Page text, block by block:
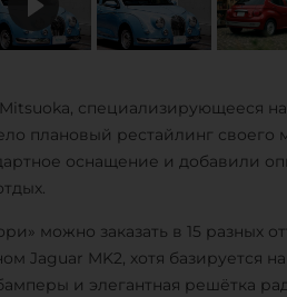
специализирующееся
плановый рестайлинг
оснащение и добавили
можно заказать в 15 разных
Jaguar MK2, хотя базируется
и элегантная решётка